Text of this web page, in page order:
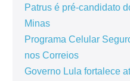
Patrus é pré-candidato
Minas
Programa Celular
nos Correios
Governo Lula fortalece